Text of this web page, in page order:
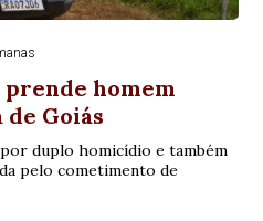
homem
Goiás
duplo homicídio e também
pelo cometimento de